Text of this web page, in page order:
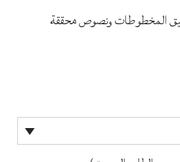
المخطوطات ونصوص محققة